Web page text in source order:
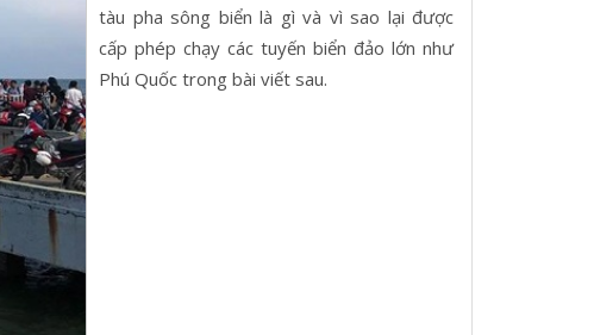
tàu pha sông biển là gì và vì sao lại được
cấp phép chạy các tuyến biển đảo lớn như
Phú Quốc trong bài viết sau.